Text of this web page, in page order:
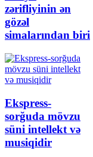
zərifliyinin ən
gözəl
simalarından biri
Ekspress-
sorğuda mövzu
süni intellekt və
musiqidir